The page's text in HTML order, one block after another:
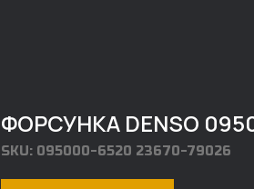
ФОРСУНКА DENSO
SKU: 095000-6520 23670-79026